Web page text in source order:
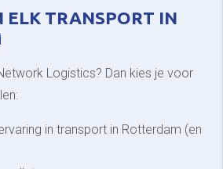
ELK TRANSPORT IN
Logistics? Dan kies je voor
in transport in Rotterdam (en